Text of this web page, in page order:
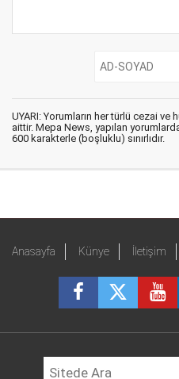
UYARI: Yorumların her türlü cezai
aittir. Mepa News, yapılan
600 karakterle (boşluklu) sınırlıdır.
Anasayfa Künye İletişim